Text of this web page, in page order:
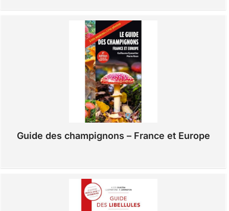
Guide des champignons – France et Europe